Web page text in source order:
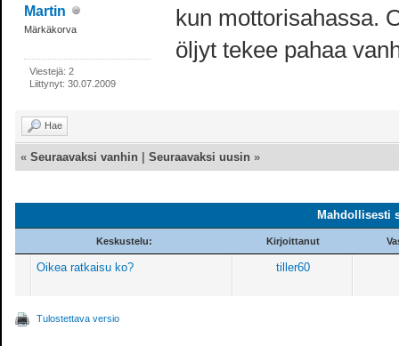
Martin
Märkäkorva
Viestejä: 2
Liittynyt: 30.07.2009
kun mottorisahassa.
öljyt tekee pahaa
Hae
«Seuraavaksi vanhin |Seuraavaksi uusin »
Mahdollisesti
Keskustelu: Kirjoittanut
Oikea ratkaisu ko? tiller60
Tulostettava versio